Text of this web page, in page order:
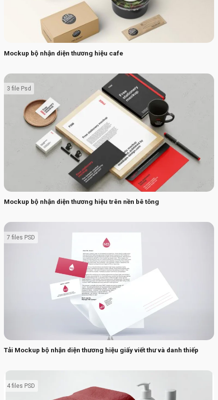
Mockup bộ nhận diện thương hiệu cafe
Mockup bộ nhận diện thương hiệu trên nền bê tông
3 file Psd
Tải Mockup bộ nhận diện thương hiệu giấy viết thư và danh thiếp
7 files PSD
4 files PSD